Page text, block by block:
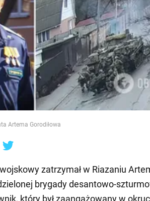
Artema Gorodiłowa
zatrzymał w Riazaniu
brygady desantowo-